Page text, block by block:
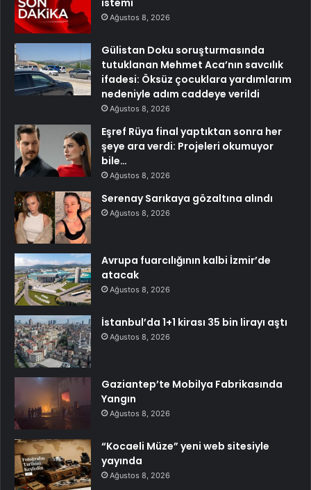
istemi
Ağustos 8, 2026
Gülistan Doku soruşturmasında
tutuklanan Mehmet Aca’nın savcılık
ifadesi: Öksüz çocuklara yardımlarım
nedeniyle adım caddeye verildi
Ağustos 8, 2026
Eşref Rüya final yaptıktan sonra her
şeye ara verdi: Projeleri okumuyor
bile…
Ağustos 8, 2026
Serenay Sarıkaya gözaltına alındı
Ağustos 8, 2026
Avrupa fuarcılığının kalbi İzmir’de
atacak
Ağustos 8, 2026
İstanbul’da 1+1 kirası 35 bin lirayı aştı
Ağustos 8, 2026
Gaziantep’te Mobilya Fabrikasında
Yangın
Ağustos 8, 2026
“Kocaeli Müze” yeni web sitesiyle
yayında
Ağustos 8, 2026